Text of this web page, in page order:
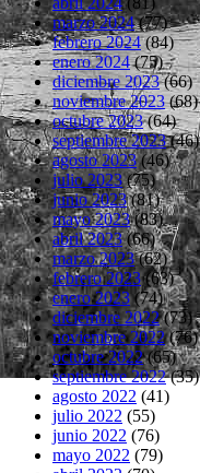
marzo 2024(77)
febrero 2024(84)
enero 2024(75)
diciembre 2023(66)
noviembre 2023(68)
octubre 2023(64)
septiembre 2023(46)
agosto 2023(46)
julio 2023(75)
junio 2023(81)
mayo 2023(83)
abril 2023(66)
marzo 2023(62)
febrero 2023(63)
enero 2023(74)
diciembre 2022(73)
noviembre 2022(76)
octubre 2022(65)
septiembre 2022(35)
agosto 2022 (41)
julio 2022 (55)
junio 2022 (76)
mayo 2022 (79)